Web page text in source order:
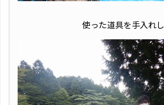
使った道具を手入れ